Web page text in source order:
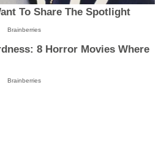
To Share The Spotlight
Brainberries
8 Horror Movies Where
Brainberries